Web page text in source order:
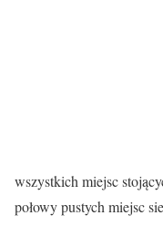
wszystkich miejsc
połowy pustych miejsc